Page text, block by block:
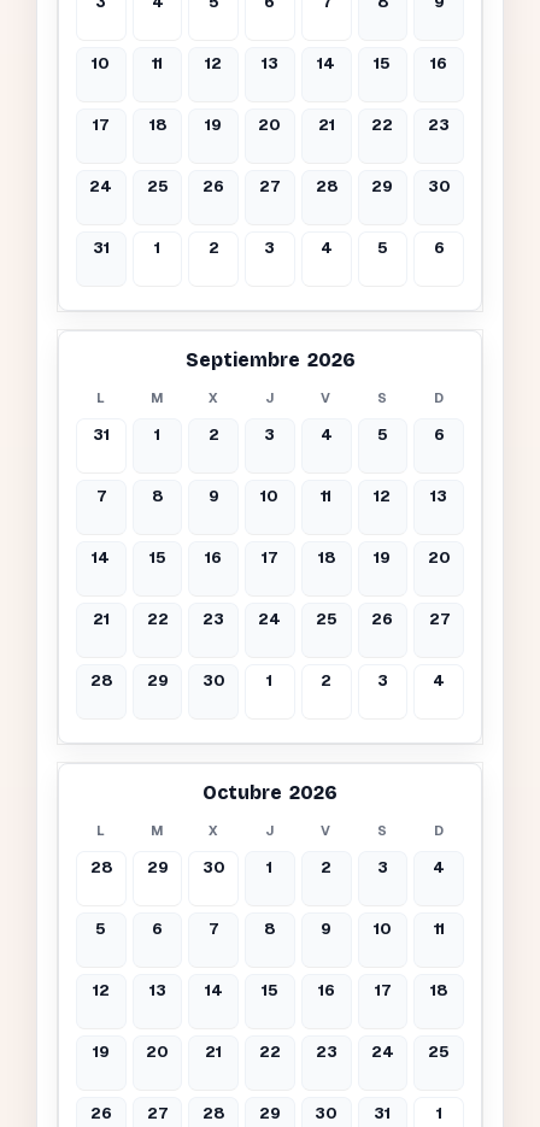
10 11 12 13 14 15 16
17 18 19 20 21 22 23
24 25 26 27 28 29 30
31 1 2 3 4 5 6
Septiembre 2026
L M X J V S D
31 1 2 3 4 5 6
7 8 9 10 11 12 13
14 15 16 17 18 19 20
21 22 23 24 25 26 27
28 29 30 1 2 3 4
Octubre 2026
L M X J V S D
28 29 30 1 2 3 4
5 6 7 8 9 10 11
12 13 14 15 16 17 18
19 20 21 22 23 24 25
26 27 28 29 30 31 1